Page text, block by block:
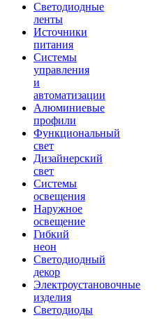
Светодиодные
ленты
Источники
питания
Системы
управления
и
автоматизации
Алюминиевые
профили
Функциональный
свет
Дизайнерский
свет
Системы
освещения
Наружное
освещение
Гибкий
неон
Светодиодный
декор
Электроустановочные
изделия
Светодиоды